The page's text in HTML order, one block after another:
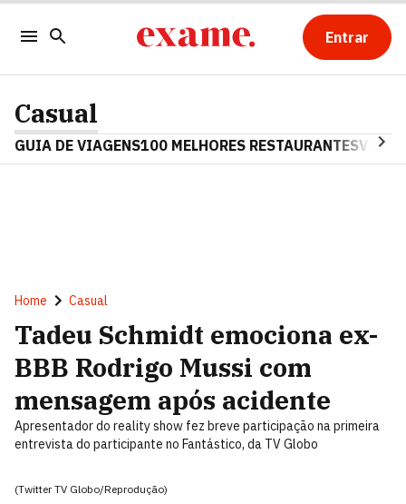
Entrar
Casual
GUIA DE VIAGENS100 MELHORES RESTAURANTES
Home Casual
Tadeu Schmidt emociona ex-
BBB Rodrigo Mussi com
mensagem após acidente
Apresentador do reality show fez breve participação na primeira
entrevista do participante no Fantástico, da TV Globo
(Twitter TV Globo/Reprodução)